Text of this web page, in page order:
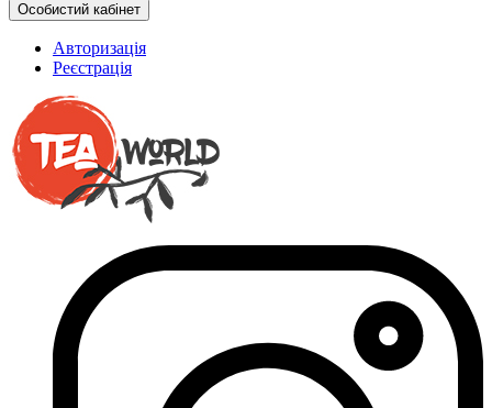
Особистий кабінет
Авторизація
Реєстрація